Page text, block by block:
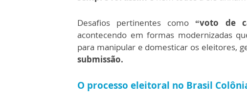
Desafios pertinentes como “voto de
acontecendo em formas modernizadas
para manipular e domesticar os eleitores,
submissão.
O processo eleitoral no Brasil